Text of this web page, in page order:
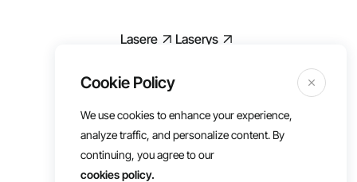
Lasere Laserys
Mentions légales
RGPD
Politique de cookies
We use cookies to enhance your experience,
analyze traffic, and personalize content. By
continuing, you agree to our
cookies policy.